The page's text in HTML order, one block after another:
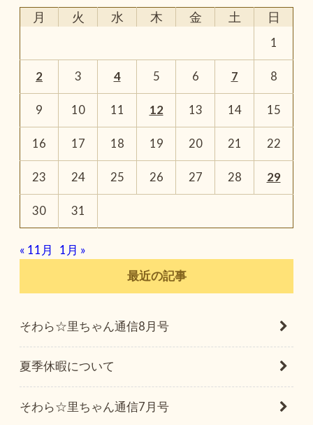
月 火 水 木 金 土 日
1
2 3 4 5 6 7 8
9 10 11 12 13 14 15
16 17 18 19 20 21 22
23 24 25 26 27 28 29
30 31
« 11月
1月 »
最近の記事
そわら☆里ちゃん通信8月号
夏季休暇について
そわら☆里ちゃん通信7月号